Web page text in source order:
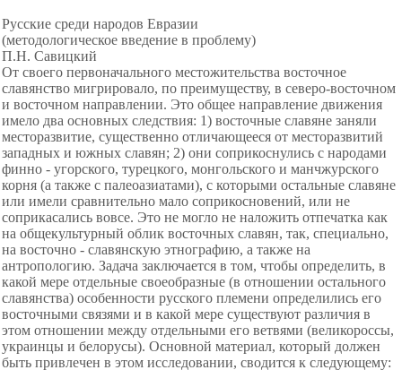
Русские среди народов Евразии
(методологическое введение в проблему)
П.Н. Савицкий
От своего первоначального местожительства восточное
славянство мигрировало, по преимуществу, в северо-восточном
и восточном направлении. Это общее направление движения
имело два основных следствия: 1) восточные славяне заняли
месторазвитие, существенно отличающееся от месторазвитий
западных и южных славян; 2) они соприкоснулись с народами
финно - угорского, турецкого, монгольского и манчжурского
корня (а также с палеоазиатами), с которыми остальные славяне
или имели сравнительно мало соприкосновений, или не
соприкасались вовсе. Это не могло не наложить отпечатка как
на общекультурный облик восточных славян, так, специально,
на восточно - славянскую этнографию, а также на
антропологию. Задача заключается в том, чтобы определить, в
какой мере отдельные своеобразные (в отношении остального
славянства) особенности русского племени определились его
восточными связями и в какой мере существуют различия в
этом отношении между отдельными его ветвями (великороссы,
украинцы и белорусы). Основной материал, который должен
быть привлечен в этом исследовании, сводится к следующему: